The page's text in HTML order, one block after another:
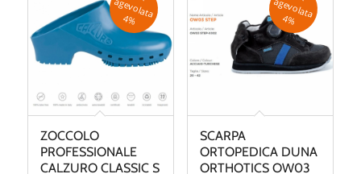
ZOCCOLO
PROFESSIONALE
CALZURO CLASSIC S
a
4
%
SCARPA
ORTOPEDICA DUNA
ORTHOTICS OW03
a
4
%